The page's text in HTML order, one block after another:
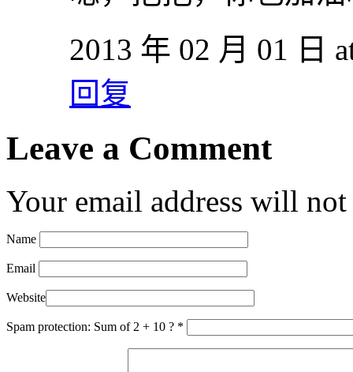
2013 年 02 月 01 日
回复
Leave a Comment
Your email address will
Name
Email
Website
Spam protection: Sum of 2 + 10 ? *